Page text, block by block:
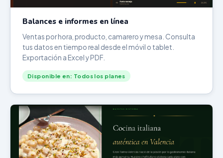
Balances e informes en línea
Ventas por hora, producto, camarero y mesa. Consulta
tus datos en tiempo real desde el móvil o tablet.
Exportación a Excel y PDF.
Disponible en: Todos los planes